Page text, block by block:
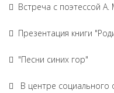
Встреча с поэтессой
Презентация книги
"Песни синих гор"
В центре социального